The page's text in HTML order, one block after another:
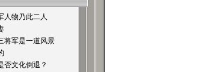
人物乃此二人
将军是一道风景
否文化倒退？